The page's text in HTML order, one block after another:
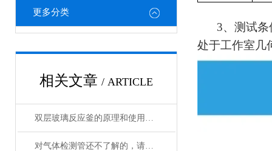
更多分类
相关文章 / ARTICLE
双层玻璃反应釜的原理和使用说明
对气体检测管还不了解的，请看这里！
3、测试
处于工作室几